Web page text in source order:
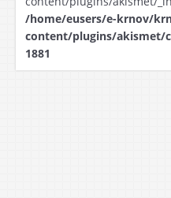
/home/eusers/e-krnov/
content/plugins/akismet/
1881